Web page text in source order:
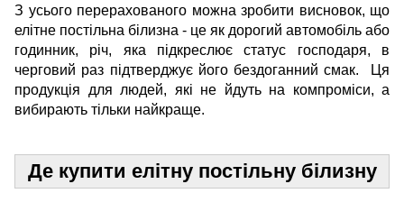
З усього перерахованого можна зробити висновок, що
елітне постільна білизна - це як дорогий автомобіль або
годинник, річ, яка підкреслює статус господаря, в
черговий раз підтверджує його бездоганний смак. Ця
продукція для людей, які не йдуть на компроміси, а
вибирають тільки найкраще.
Де купити елітну постільну білизну